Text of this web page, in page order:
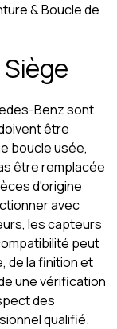
& Boucle de
Benz sont
être
boucle usée,
être remplacée
d'origine
avec
les capteurs
peut
de la finition et
une vérification
des
qualifié.